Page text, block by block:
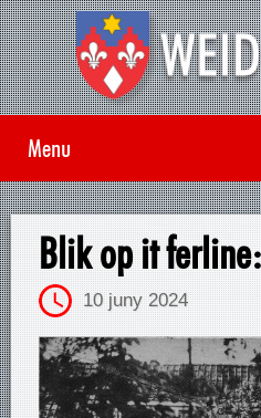
Menu
Blik op it
10 juny 2024